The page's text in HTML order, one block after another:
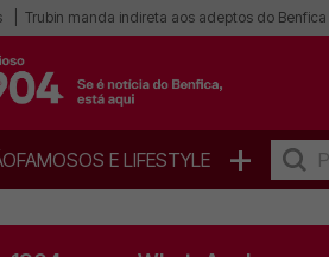
Trubin manda indireta aos adeptos do Benfica
FAMOSOS E LIFESTYLE +